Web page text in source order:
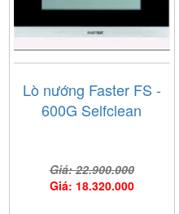
Lò nướng Faster FS -
600G Selfclean
Giá: 22.900.000
Giá: 18.320.000